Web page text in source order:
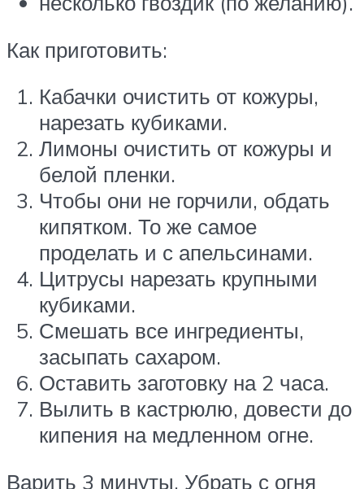
Как приготовить:
Кабачки очистить от кожуры,
нарезать кубиками.
Лимоны очистить от кожуры и
белой пленки.
Чтобы они не горчили, обдать
кипятком. То же самое
проделать и с апельсинами.
Цитрусы нарезать крупными
кубиками.
Смешать все ингредиенты,
засыпать сахаром.
Оставить заготовку на 2 часа.
Вылить в кастрюлю, довести до
кипения на медленном огне.
Варить 3 минуты. Убрать с огня